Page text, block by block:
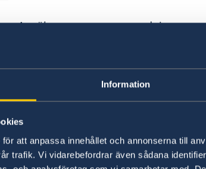
Information
att anpassa innehållet och annonserna till
trafik. Vi vidarebefordrar även sådana
Ansökan om pass,
medborgarskap sker efter
post. Läs mer om vad du behöver
Senast uppdaterad 05 apr. 2018, 10.55